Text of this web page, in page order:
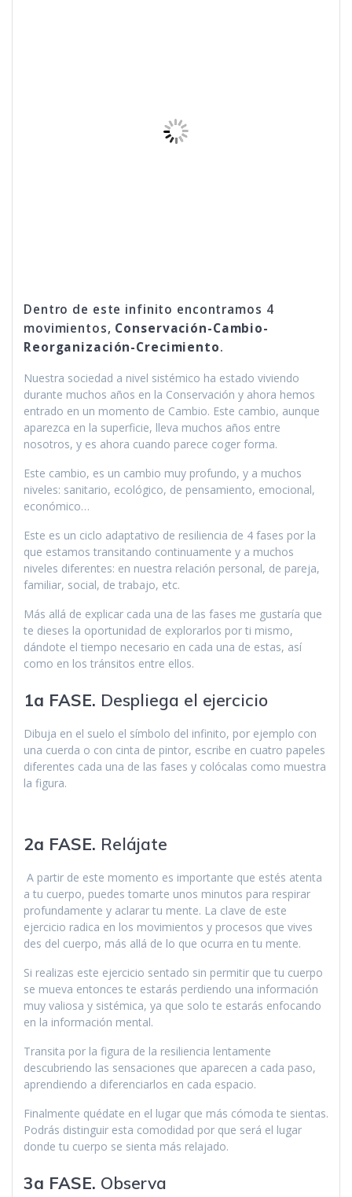
Dentro de este infinito encontramos 4
movimientos, Conservación-Cambio-
Reorganización-Crecimiento.
Nuestra sociedad a nivel sistémico ha estado viviendo
durante muchos años en la Conservación y ahora hemos
entrado en un momento de Cambio. Este cambio, aunque
aparezca en la superficie, lleva muchos años entre
nosotros, y es ahora cuando parece coger forma.
Este cambio, es un cambio muy profundo, y a muchos
niveles: sanitario, ecológico, de pensamiento, emocional,
económico…
Este es un ciclo adaptativo de resiliencia de 4 fases por la
que estamos transitando continuamente y a muchos
niveles diferentes: en nuestra relación personal, de pareja,
familiar, social, de trabajo, etc.
Más allá de explicar cada una de las fases me gustaría que
te dieses la oportunidad de explorarlos por ti mismo,
dándote el tiempo necesario en cada una de estas, así
como en los tránsitos entre ellos.
1a FASE. Despliega el ejercicio
Dibuja en el suelo el símbolo del infinito, por ejemplo con
una cuerda o con cinta de pintor, escribe en cuatro papeles
diferentes cada una de las fases y colócalas como muestra
la figura.
2a FASE. Relájate
A partir de este momento es importante que estés atenta
a tu cuerpo, puedes tomarte unos minutos para respirar
profundamente y aclarar tu mente. La clave de este
ejercicio radica en los movimientos y procesos que vives
des del cuerpo, más allá de lo que ocurra en tu mente.
Si realizas este ejercicio sentado sin permitir que tu cuerpo
se mueva entonces te estarás perdiendo una información
muy valiosa y sistémica, ya que solo te estarás enfocando
en la información mental.
Transita por la figura de la resiliencia lentamente
descubriendo las sensaciones que aparecen a cada paso,
aprendiendo a diferenciarlos en cada espacio.
Finalmente quédate en el lugar que más cómoda te sientas.
Podrás distinguir esta comodidad por que será el lugar
donde tu cuerpo se sienta más relajado.
3a FASE. Observa